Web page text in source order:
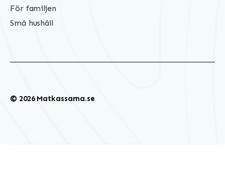
För familjen
Små hushåll
© 2026 Matkassarna.se